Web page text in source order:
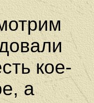
кое-
а